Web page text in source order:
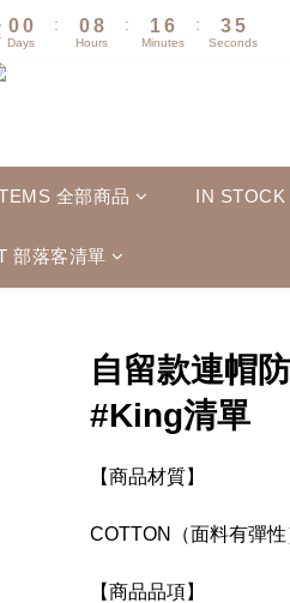
00
Days
:
08
7
2
1
Hours
:
1
0
6
5
Minutes
:
3
2
4
3
Seconds
全部商品 IN STOCK
部落客清單
自留款連帽
#King清單
【商品材質】
COTTON（面料有彈性
【商品品項】